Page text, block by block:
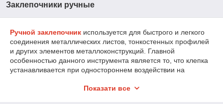
Заклепочники ручные
Ручной заклепочник используется для быстрого и легкого
соединения металлических листов, тонкостенных профилей
и других элементов металлоконструкций. Главной
особенностью данного инструмента является то, что клепка
устанавливается при одностороннем воздействии на
Соединение получается прочным и долговечным.
Показати все